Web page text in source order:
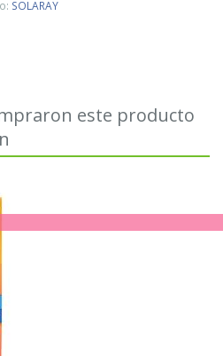
SOLARAY
este producto